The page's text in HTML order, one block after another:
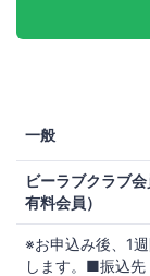
一般
ビーラブクラブ
有料会員）
※お申込み後、1
します。■振込